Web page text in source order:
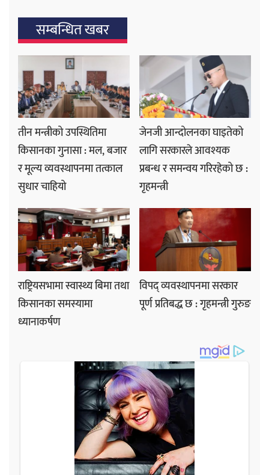
सम्बन्धित खबर
तीन मन्त्रीको उपस्थितिमा
किसानका गुनासा : मल, बजार
र मूल्य व्यवस्थापनमा तत्काल
सुधार चाहियो
जेनजी आन्दोलनका घाइतेको
लागि सरकारले आवश्यक
प्रबन्ध र समन्वय गरिरहेको छ :
गृहमन्त्री
राष्ट्रियसभामा स्वास्थ्य बिमा तथा
किसानका समस्यामा
ध्यानाकर्षण
विपद् व्यवस्थापनमा सरकार
पूर्ण प्रतिबद्ध छ : गृहमन्त्री गुरुङ